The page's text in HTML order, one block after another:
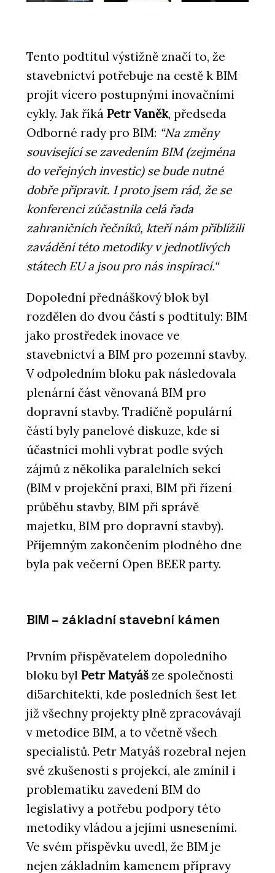
Tento podtitul výstižně značí to, že
stavebnictví potřebuje na cestě k BIM
projít vícero postupnými inovačními
cykly. Jak říká Petr Vaněk, předseda
Odborné rady pro BIM: “Na změny
související se zavedením BIM (zejména
do veřejných investic) se bude nutné
dobře připravit. I proto jsem rád, že se
konferenci zúčastnila celá řada
zahraničních řečníků, kteří nám přiblížili
zavádění této metodiky v jednotlivých
státech EU a jsou pro nás inspirací.“
Dopolední přednáškový blok byl
rozdělen do dvou částí s podtituly: BIM
jako prostředek inovace ve
stavebnictví a BIM pro pozemní stavby.
V odpoledním bloku pak následovala
plenární část věnovaná BIM pro
dopravní stavby. Tradičně populární
částí byly panelové diskuze, kde si
účastníci mohli vybrat podle svých
zájmů z několika paralelních sekcí
(BIM v projekční praxi, BIM při řízení
průběhu stavby, BIM při správě
majetku, BIM pro dopravní stavby).
Příjemným zakončením plodného dne
byla pak večerní Open BEER party.
BIM – základní stavební kámen
Prvním přispěvatelem dopoledního
bloku byl Petr Matyáš ze společnosti
di5architekti, kde posledních šest let
již všechny projekty plně zpracovávají
v metodice BIM, a to včetně všech
specialistů. Petr Matyáš rozebral nejen
své zkušenosti s projekcí, ale zmínil i
problematiku zavedení BIM do
legislativy a potřebu podpory této
metodiky vládou a jejími usneseními.
Ve svém příspěvku uvedl, že BIM je
nejen základním kamenem přípravy